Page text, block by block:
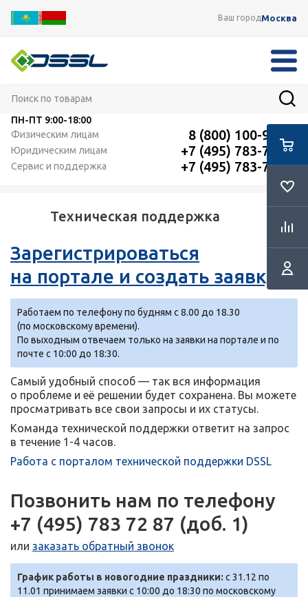
Ваш городМосква
ПН-ПТ 9:00-18:00
Физическим лицам
8 (800) 100-91-12
Юридическим лицам +7 (495) 783-72-87
Сервис и поддержка +7 (495) 783-72-87
Техническая поддержка
Зарегистрироваться
на портале и создать заявку
Работаем по телефону по будням с 8.00 до 18.30
(по московскому времени).
По выходным отвечаем только на заявки на портале и по
почте с 10:00 до 18:30.
Самый удобный способ — так вся информация
о проблеме и её решении будет сохранена. Вы можете
просматривать все свои запросы и их статусы.
Команда технической поддержки ответит на запрос
в течение 1-4 часов.
Работа с порталом технической поддержки DSSL
Позвонить нам по телефону
+7 (495) 783 72 87 (доб. 1)
или заказать обратный звонок
График работы в новогодние праздники: с 31.12 по
11.01 принимаем заявки с 10:00 до 18:30 по московскому